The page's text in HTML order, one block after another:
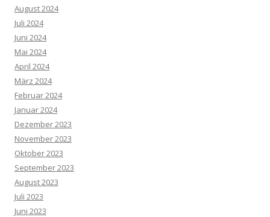
August 2024
Juli 2024
Juni 2024
Mai 2024
April 2024
März 2024
Februar 2024
Januar 2024
Dezember 2023
November 2023
Oktober 2023
September 2023
August 2023
Juli 2023
Juni 2023